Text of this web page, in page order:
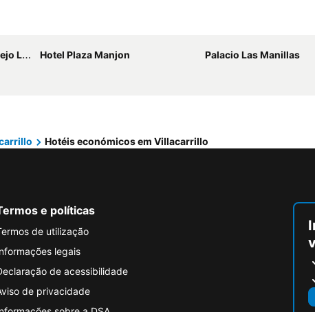
Hotel Plaza Manjon
Palacio Las Manillas
Hotéis económicos em Villacarrillo
e políticas
de utilização
legais
de acessibilidade
de privacidade